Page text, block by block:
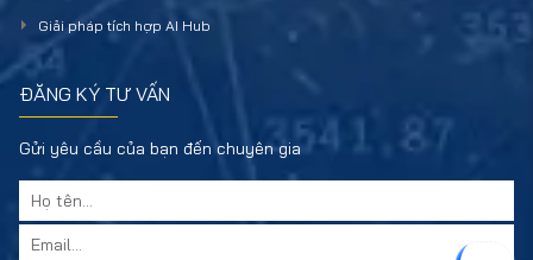
Giải pháp tích hợp AI Hub
ĐĂNG KÝ TƯ VẤN
Gửi yêu cầu của bạn đến chuyên gia